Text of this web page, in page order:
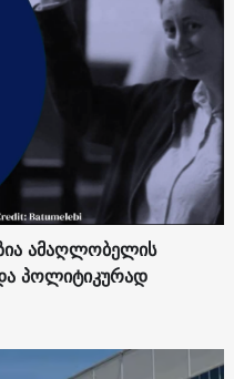
ამაღლობელის
პოლიტიკურად